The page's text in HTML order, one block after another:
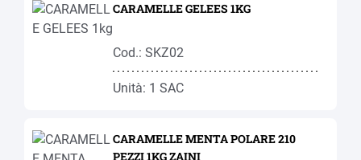
CARAMELLE GELEES 1KG
Cod.: SKZ02
Unità: 1 SAC
CARAMELLE MENTA POLARE 210
PEZZI 1KG ZAINI